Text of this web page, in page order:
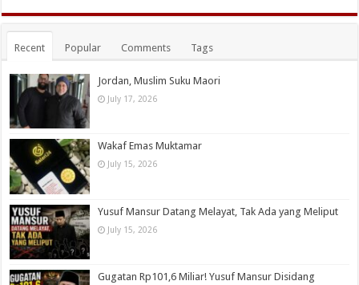
Recent Popular Comments Tags
Jordan, Muslim Suku Maori
July 17, 2026
Wakaf Emas Muktamar
July 15, 2026
Yusuf Mansur Datang Melayat, Tak Ada yang Meliput
July 15, 2026
Gugatan Rp101,6 Miliar! Yusuf Mansur Disidang